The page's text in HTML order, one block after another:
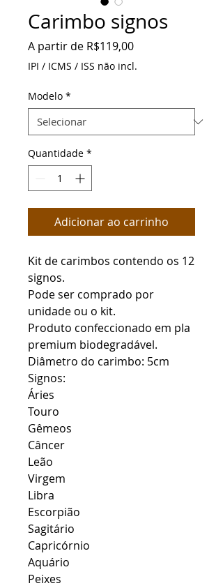
Carimbo signos
A partir de R$119,00Preço
promocional
IPI / ICMS / ISS não incl.
Modelo *
Quantidade *
Adicionar ao carrinho
Kit de carimbos contendo os 12
signos.
Pode ser comprado por
unidade ou o kit.
Produto confeccionado em pla
premium biodegradável.
Diâmetro do carimbo: 5cm
Signos:
Áries
Touro
Gêmeos
Câncer
Leão
Virgem
Libra
Escorpião
Sagitário
Capricórnio
Aquário
Peixes